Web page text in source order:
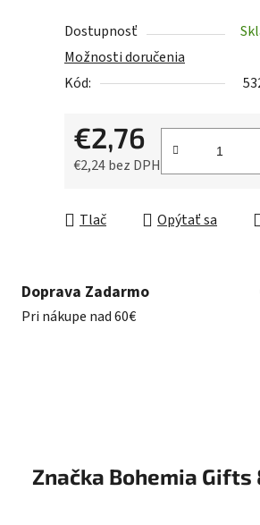
je
0,0
z
hviezdičiek.
Dostupnosť
Možnosti doručenia
Kód:
€2,76
€2,24 bez DPH
Tlač Opýtať sa
Doprava Zadarmo
Pri nákupe nad 60€
Značka Bohemia Gifts